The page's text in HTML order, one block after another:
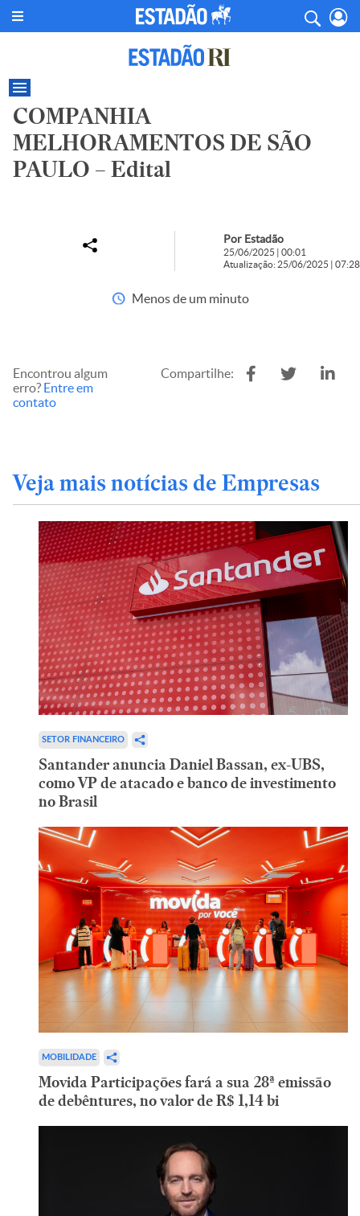
COMPANHIA
MELHORAMENTOS DE SÃO
PAULO – Edital
Por Estadão
25/06/2025 | 00:01
Atualização: 25/06/2025 | 07:28
Menos de um minuto
Encontrou algum
erro? Entre em
contato
Compartilhe:
Veja mais notícias de Empresas
SETOR FINANCEIRO
Santander anuncia Daniel Bassan, ex-UBS,
como VP de atacado e banco de investimento
no Brasil
MOBILIDADE
Movida Participações fará a sua 28ª emissão
de debêntures, no valor de R$ 1,14 bi